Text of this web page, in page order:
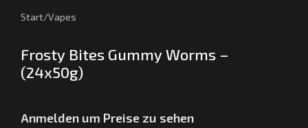
Start/Vapes
Frosty Bites Gummy Worms –
(24x50g)
Anmelden um Preise zu sehen